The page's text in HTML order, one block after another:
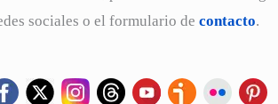
sociales o el formulario de contacto.